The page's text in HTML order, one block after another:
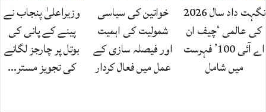
نگہت داد سال 2026
کی عالمی ‘چیف ان
اے آئی 100’ فہرست
میں شامل
خواتین کی سیاسی
شمولیت کی اہمیت
اور فیصلہ سازی کے
عمل میں فعال کردار
وزیراعلیٰ پنجاب نے
پینے کے پانی کی
بوتل پر چارجز لگانے
کی تجویز مستر…